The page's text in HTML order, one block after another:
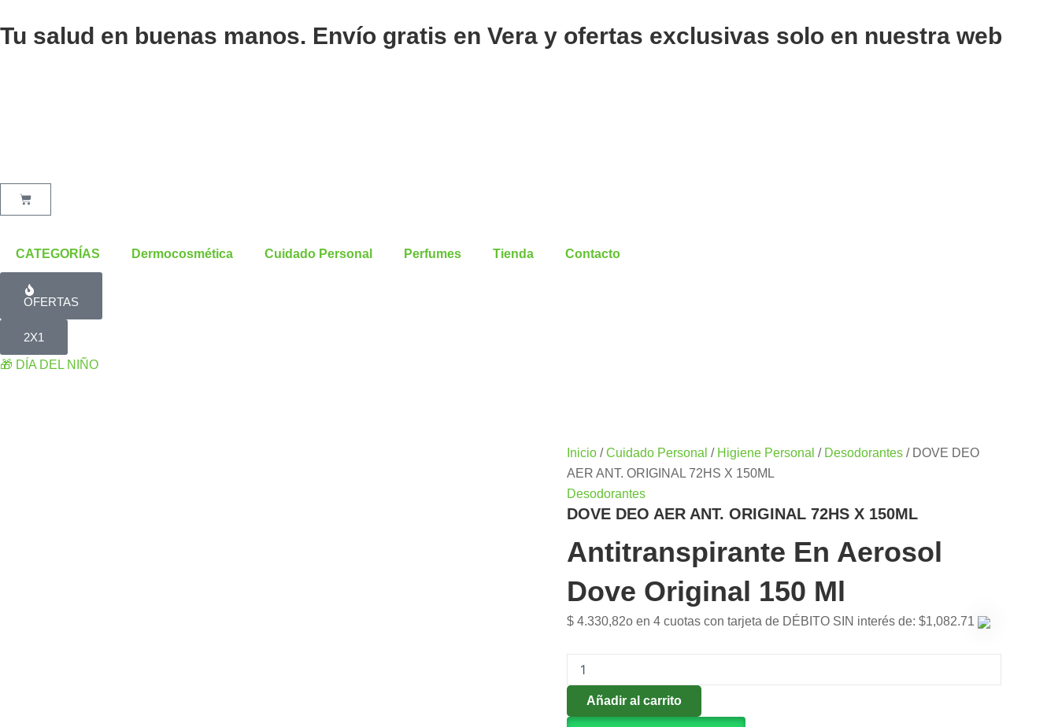
al
Tu salud en buenas manos. Envío gratis en Vera y ofertas exclusivas solo en nuestra web
Cart
CATEGORÍAS Dermocosmética Cuidado Personal Perfumes Tienda Contacto
OFERTAS
2X1
🎁 DÍA DEL NIÑO
Inicio /Cuidado Personal / Higiene Personal / Desodorantes / DOVE DEO
AER ANT. ORIGINAL 72HS X 150ML
Desodorantes
DOVE DEO AER ANT. ORIGINAL 72HS X 150ML
Antitranspirante En Aerosol
Dove Original 150 Ml
$ 4.330,82o en 4 cuotas con tarjeta de DÉBITO SIN interés de: $1,082.71
AER
Añadir al carrito
AER